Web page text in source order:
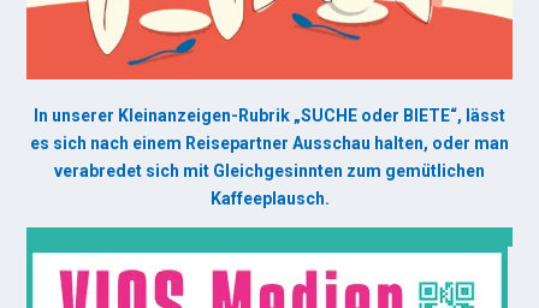
In unserer Kleinanzeigen-Rubrik „SUCHE oder BIETE“, lässt
es sich nach einem Reisepartner Ausschau halten, oder man
verabredet sich mit Gleichgesinnten zum gemütlichen
Kaffeeplausch.